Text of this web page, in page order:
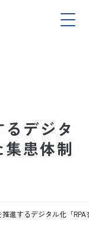
デジタ
患体制
進するデジタル化「